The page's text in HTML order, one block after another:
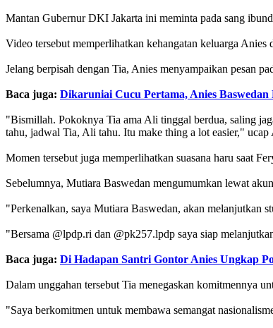
Mantan Gubernur DKI Jakarta ini meminta pada sang
Video tersebut memperlihatkan kehangatan keluarga Anies
Jelang berpisah dengan Tia, Anies menyampaikan pesan
Baca juga: Dikaruniai Cucu Pertama, Anies
"Bismillah. Pokoknya Tia ama Ali tinggal berdua, saling
tahu, jadwal Tia, Ali tahu. Itu make thing a lot easier," ucap
Momen tersebut juga memperlihatkan suasana haru saat
Sebelumnya, Mutiara Baswedan mengumumkan lewat
"Perkenalkan, saya Mutiara Baswedan, akan
"Bersama @lpdp.ri dan @pk257.lpdp saya siap
Baca juga: Di Hadapan Santri Gontor Anies Ungkap
Dalam unggahan tersebut Tia menegaskan komitmennya
"Saya berkomitmen untuk membawa semangat